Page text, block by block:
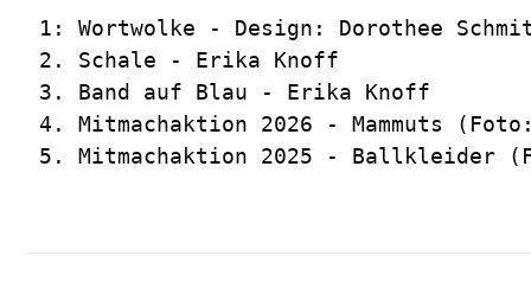
1: Wortwolke - Design: Dorothee
2. Schale - Erika Knoff
3. Band auf Blau - Erika Knoff
4. Mitmachaktion 2026 - Mammuts
5. Mitmachaktion 2025 - Ballkleider